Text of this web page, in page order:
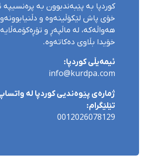
کوردپا بە پێبەندبوون بە پرەنسیپە
خۆی پاش لێکۆڵینەوە و
هەواڵەکە، لە ماڵپەڕ و
خۆیدا بڵاوی دەکاتەوە.
ئیمەیڵی کوردپا:
info@kurdpa.com
ژمارەی پێوەندیی کوردپا لە
تێلێگرام:
0012026078129